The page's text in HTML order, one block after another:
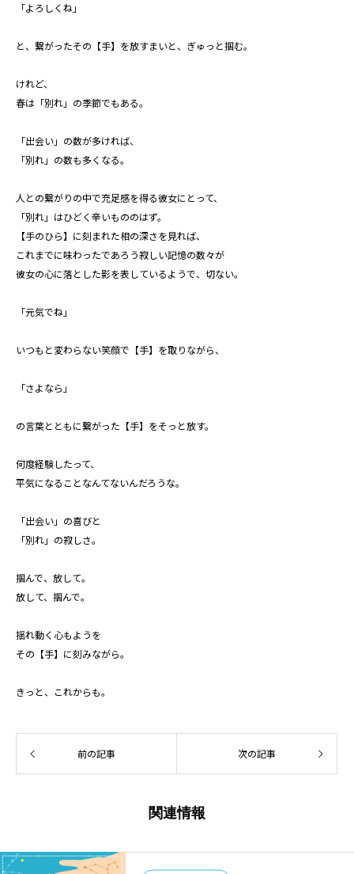
「よろしくね」
と、繋がったその【手】を放すまいと、ぎゅっと掴む。
けれど、
春は「別れ」の季節でもある。
「出会い」の数が多ければ、
「別れ」の数も多くなる。
人との繋がりの中で充足感を得る彼女にとって、
「別れ」はひどく辛いもののはず。
【手のひら】に刻まれた相の深さを見れば、
これまでに味わったであろう寂しい記憶の数々が
彼女の心に落とした影を表しているようで、切ない。
「元気でね」
いつもと変わらない笑顔で【手】を取りながら、
「さよなら」
の言葉とともに繋がった【手】をそっと放す。
何度経験したって、
平気になることなんてないんだろうな。
「出会い」の喜びと
「別れ」の寂しさ。
掴んで、放して。
放して、掴んで。
揺れ動く心もようを
その【手】に刻みながら。
きっと、これからも。
前の記事 次の記事
関連情報